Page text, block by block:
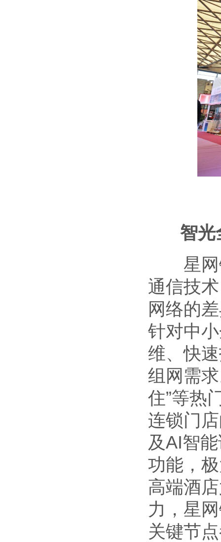
智光
星网锐
通信技
网络的
针对中
维、快
组网需
住”等热
连锁门
及AI智
功能，
高端酒
力，星
关键节